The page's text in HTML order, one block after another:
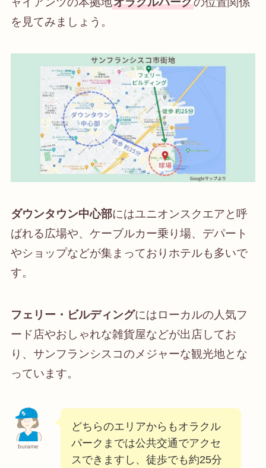
を見てみましょう。
ダウンタウン中心部にはユニオンスクエアと呼
ばれる広場や、ケーブルカー乗り場、デパート
やショップなどが集まっておりホテルも多いで
す。
フェリー・ビルディングにはローカルの人気フ
ード店やおしゃれな雑貨屋などが出店してお
り、サンフランシスコのメジャーな観光地とな
っています。
burame
どちらのエリアからもオラクル
パークまでは公共交通でアクセ
スできますし、徒歩でも約25分